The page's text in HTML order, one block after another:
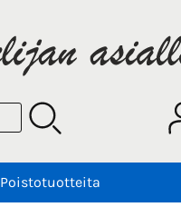
Poistotuotteita